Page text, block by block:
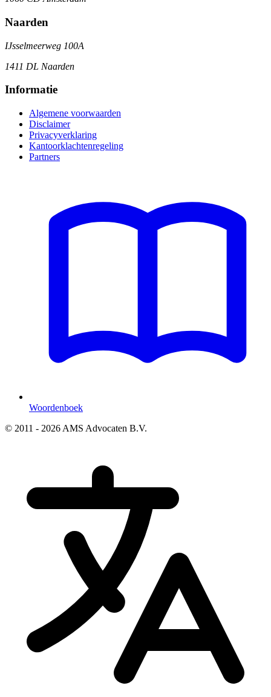
Naarden
IJsselmeerweg 100A
1411 DL Naarden
Informatie
Algemene voorwaarden
Disclaimer
Privacyverklaring
Kantoorklachtenregeling
Partners
Woordenboek
© 2011 - 2026 AMS Advocaten B.V.